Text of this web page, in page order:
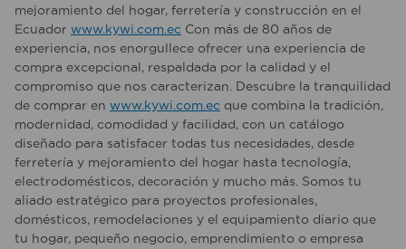
mejoramiento del hogar, ferretería y construcción en el
Ecuador www.kywi.com.ec Con más de 80 años de
experiencia, nos enorgullece ofrecer una experiencia de
compra excepcional, respaldada por la calidad y el
compromiso que nos caracterizan. Descubre la tranquilidad
de comprar en www.kywi.com.ec que combina la tradición,
modernidad, comodidad y facilidad, con un catálogo
diseñado para satisfacer todas tus necesidades, desde
ferretería y mejoramiento del hogar hasta tecnología,
electrodomésticos, decoración y mucho más. Somos tu
aliado estratégico para proyectos profesionales,
domésticos, remodelaciones y el equipamiento diario que
tu hogar, pequeño negocio, emprendimiento o empresa